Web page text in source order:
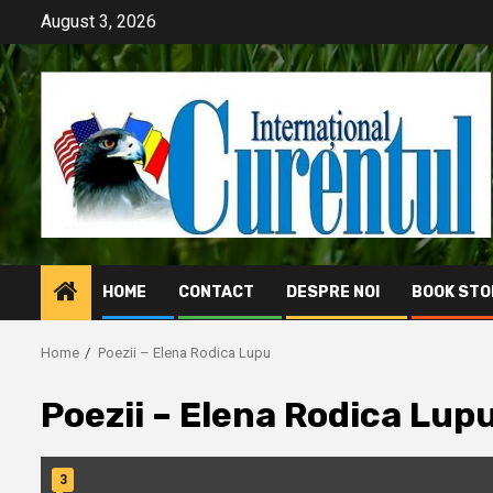
content
August 3, 2026
HOME CONTACT DESPRE NOI BOOK
Home Poezii – Elena Rodica Lupu
Poezii – Elena Rodica
3